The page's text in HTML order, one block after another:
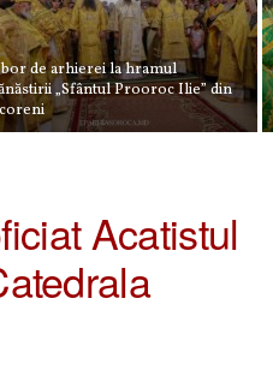
de arhierei la hramul
„Sfântul Prooroc Ilie” din
Acatistul